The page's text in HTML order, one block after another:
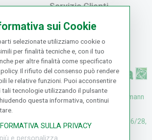
Servizio Clienti
Modalità di Pagame...
Modalità di Spediz...
Resi e Recessi
UFFICI: V. Senna 44/46, Osmann
CASH & CARRY: V. Senna 26/28,
sui Cookie
selezionate utilizziamo cookie o
per finalità tecniche e, con il tuo
per altre finalità come specificato
Il rifiuto del consenso può rendere
le relative funzioni. Puoi acconsentire
tali tecnologie utilizzando il pulsante
questa informativa, continui
SULLA PRIVACY